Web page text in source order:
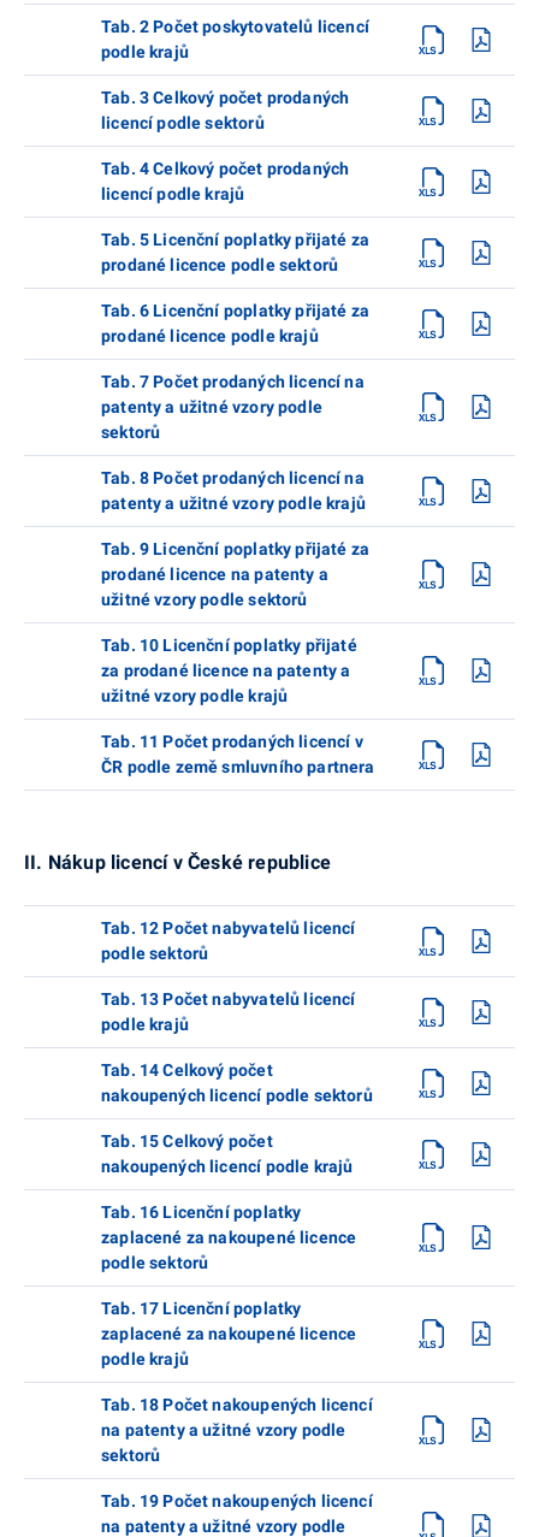
Tab. 2 Počet poskytovatelů licencí
podle krajů
Tab. 3 Celkový počet prodaných
licencí podle sektorů
Tab. 4 Celkový počet prodaných
licencí podle krajů
Tab. 5 Licenční poplatky přijaté za
prodané licence podle sektorů
Tab. 6 Licenční poplatky přijaté za
prodané licence podle krajů
Tab. 7 Počet prodaných licencí na
patenty a užitné vzory podle
sektorů
Tab. 8 Počet prodaných licencí na
patenty a užitné vzory podle krajů
Tab. 9 Licenční poplatky přijaté za
prodané licence na patenty a
užitné vzory podle sektorů
Tab. 10 Licenční poplatky přijaté
za prodané licence na patenty a
užitné vzory podle krajů
Tab. 11 Počet prodaných licencí v
ČR podle země smluvního partnera
II. Nákup licencí v České republice
Tab. 12 Počet nabyvatelů licencí
podle sektorů
Tab. 13 Počet nabyvatelů licencí
podle krajů
Tab. 14 Celkový počet
nakoupených licencí podle sektorů
Tab. 15 Celkový počet
nakoupených licencí podle krajů
Tab. 16 Licenční poplatky
zaplacené za nakoupené licence
podle sektorů
Tab. 17 Licenční poplatky
zaplacené za nakoupené licence
podle krajů
Tab. 18 Počet nakoupených licencí
na patenty a užitné vzory podle
sektorů
Tab. 19 Počet nakoupených licencí
na patenty a užitné vzory podle